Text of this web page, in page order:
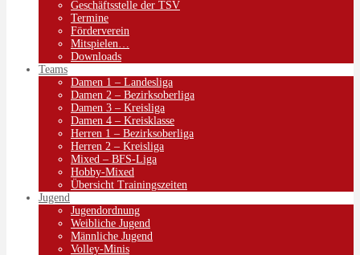
Geschäftsstelle der TSV
Termine
Förderverein
Mitspielen…
Downloads
Teams
Damen 1 – Landesliga
Damen 2 – Bezirksoberliga
Damen 3 – Kreisliga
Damen 4 – Kreisklasse
Herren 1 – Bezirksoberliga
Herren 2 – Kreisliga
Mixed – BFS-Liga
Hobby-Mixed
Übersicht Trainingszeiten
Jugend
Jugendordnung
Weibliche Jugend
Männliche Jugend
Volley-Minis